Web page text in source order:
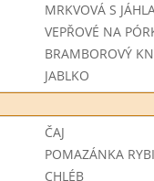
MRKVOVÁ S
VEPŘOVÉ NA
BRAMBOROVÝ
JABLKO
ČAJ
POMAZÁNKA
CHLÉB